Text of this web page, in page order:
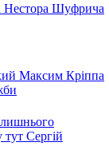
Нестора Шуфрича
Максим Кріппа
Сергій